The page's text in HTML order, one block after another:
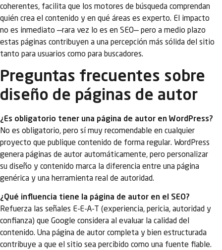
coherentes, facilita que los motores de búsqueda comprendan
quién crea el contenido y en qué áreas es experto. El impacto
no es inmediato —rara vez lo es en SEO— pero a medio plazo
estas páginas contribuyen a una percepción más sólida del sitio
tanto para usuarios como para buscadores.
Preguntas frecuentes sobre
diseño de páginas de autor
¿Es obligatorio tener una página de autor en WordPress?
No es obligatorio, pero sí muy recomendable en cualquier
proyecto que publique contenido de forma regular. WordPress
genera páginas de autor automáticamente, pero personalizar
su diseño y contenido marca la diferencia entre una página
genérica y una herramienta real de autoridad.
¿Qué influencia tiene la página de autor en el SEO?
Refuerza las señales E-E-A-T (experiencia, pericia, autoridad y
confianza) que Google considera al evaluar la calidad del
contenido. Una página de autor completa y bien estructurada
contribuye a que el sitio sea percibido como una fuente fiable.